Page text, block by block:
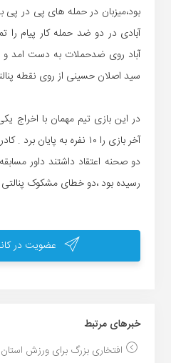
بود،میزبان در حمله های پی در
آبادی در دو ضد حمله کار پیام
آباد روی ضدحملات به دست امد و
سید اصلان حسینی از روی نقطه
آخر بازی را ۱۰ نفره به
دو صحنه اعتقاد داشتند داور
رسیده بود ،دو خطای مشکوک پنالتی
عضویت در
خبر‌های مرتبط
افتخاری بزرگ برای ورزش استان